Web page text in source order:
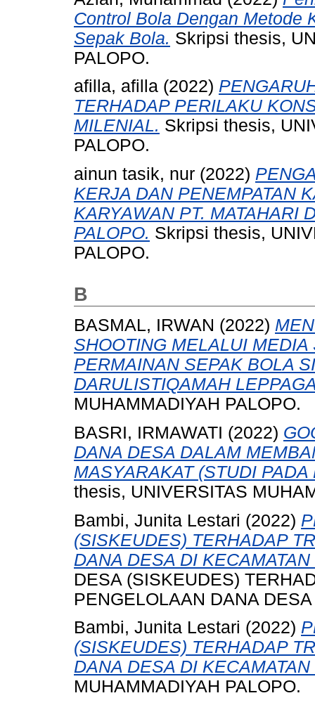
Control Bola Dengan Metode
Sepak Bola. Skripsi thesis,
PALOPO.
afilla, afilla (2022)
TERHADAP PERILAKU
MILENIAL. Skripsi thesis,
PALOPO.
ainun tasik, nur (2022)
KERJA DAN PENEMPATAN
KARYAWAN PT. MATAHARI
PALOPO. Skripsi thesis,
PALOPO.
B
BASMAL, IRWAN (2022)
SHOOTING MELALUI
PERMAINAN SEPAK BOLA
DARULISTIQAMAH
MUHAMMADIYAH PALOPO.
BASRI, IRMAWATI (2022)
DANA DESA DALAM
MASYARAKAT (STUDI
thesis, UNIVERSITAS
Bambi, Junita Lestari (2022)
(SISKEUDES) TERHADAP
DANA DESA DI
DESA (SISKEUDES)
PENGELOLAAN DANA
Bambi, Junita Lestari (2022)
(SISKEUDES) TERHADAP
DANA DESA DI
MUHAMMADIYAH PALOPO.